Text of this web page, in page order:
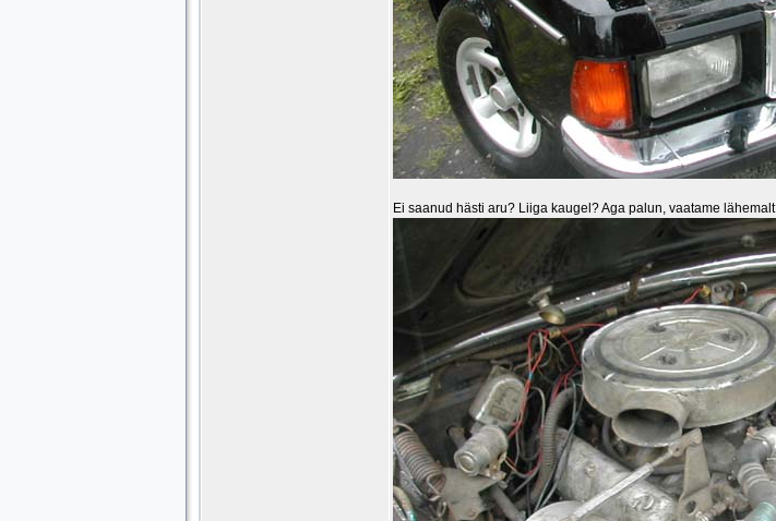
Ei saanud hästi aru? Liiga kaugel? Aga palun, vaatame lähemalt